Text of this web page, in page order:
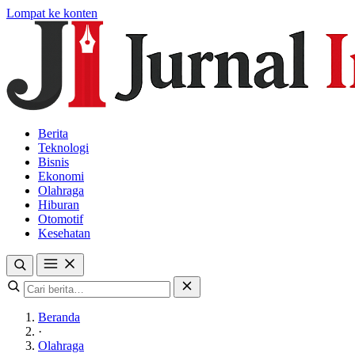
Lompat ke konten
Berita
Teknologi
Bisnis
Ekonomi
Olahraga
Hiburan
Otomotif
Kesehatan
Beranda
·
Olahraga